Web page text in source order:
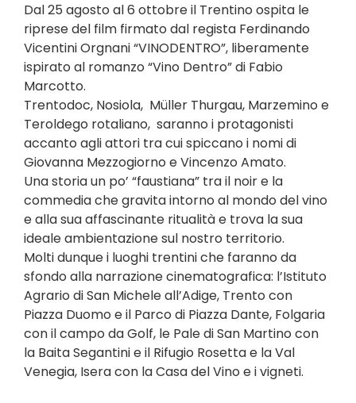
Dal 25 agosto al 6 ottobre il Trentino ospita le
riprese del film firmato dal regista Ferdinando
Vicentini Orgnani “VINODENTRO”, liberamente
ispirato al romanzo “Vino Dentro” di Fabio
Marcotto.
Trentodoc, Nosiola, Müller Thurgau, Marzemino e
Teroldego rotaliano, saranno i protagonisti
accanto agli attori tra cui spiccano i nomi di
Giovanna Mezzogiorno e Vincenzo Amato.
Una storia un po’ “faustiana” tra il noir e la
commedia che gravita intorno al mondo del vino
e alla sua affascinante ritualità e trova la sua
ideale ambientazione sul nostro territorio.
Molti dunque i luoghi trentini che faranno da
sfondo alla narrazione cinematografica: l’Istituto
Agrario di San Michele all’Adige, Trento con
Piazza Duomo e il Parco di Piazza Dante, Folgaria
con il campo da Golf, le Pale di San Martino con
la Baita Segantini e il Rifugio Rosetta e la Val
Venegia, Isera con la Casa del Vino e i vigneti.